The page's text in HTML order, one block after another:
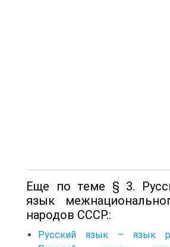
Еще по теме § 3.
язык
народов СССР.:
Русский язык – язык